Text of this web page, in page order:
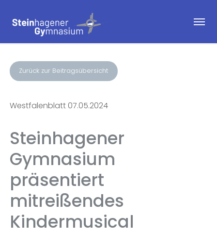
Zurück zur Beitragsübersicht
Westfalenblatt 07.05.2024
Steinhagener
Gymnasium
präsentiert
mitreißendes
Kindermusical